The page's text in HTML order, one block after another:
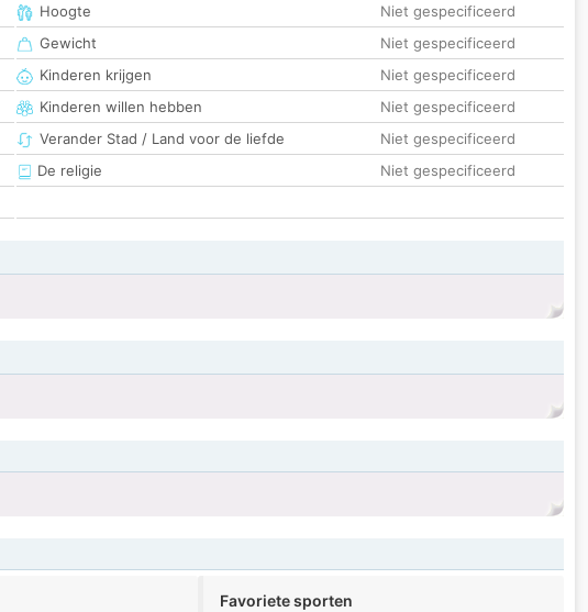
Hoogte
Niet gespecificeerd
Gewicht
Niet gespecificeerd
Kinderen krijgen
Niet gespecificeerd
Kinderen willen hebben
Niet gespecificeerd
Verander Stad / Land voor de liefde
Niet gespecificeerd
De religie
Niet gespecificeerd
Favoriete sporten